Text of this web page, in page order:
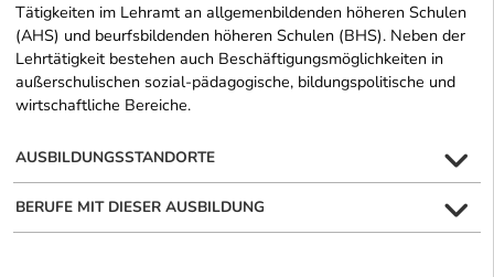
Tätigkeiten im Lehramt an allgemenbildenden höheren Schulen
(AHS) und beurfsbildenden höheren Schulen (BHS). Neben der
Lehrtätigkeit bestehen auch Beschäftigungsmöglichkeiten in
außerschulischen sozial-pädagogische, bildungspolitische und
wirtschaftliche Bereiche.
AUSBILDUNGSSTANDORTE
BERUFE MIT DIESER AUSBILDUNG